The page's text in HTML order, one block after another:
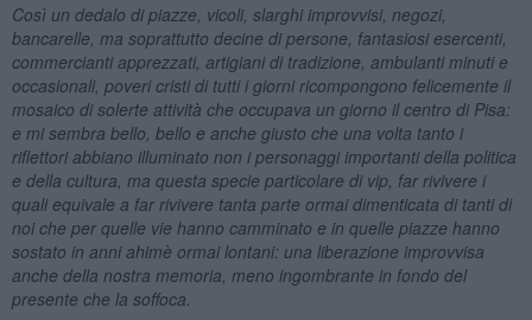
Così un dedalo di piazze, vicoli, slarghi improvvisi, negozi,
bancarelle, ma soprattutto decine di persone, fantasiosi esercenti,
commercianti apprezzati, artigiani di tradizione, ambulanti minuti e
occasionali, poveri cristi di tutti i giorni ricompongono felicemente il
mosaico di solerte attività che occupava un giorno il centro di Pisa:
e mi sembra bello, bello e anche giusto che una volta tanto i
riflettori abbiano illuminato non i personaggi importanti della politica
e della cultura, ma questa specie particolare di vip, far rivivere i
quali equivale a far rivivere tanta parte ormai dimenticata di tanti di
noi che per quelle vie hanno camminato e in quelle piazze hanno
sostato in anni ahimè ormai lontani: una liberazione improvvisa
anche della nostra memoria, meno ingombrante in fondo del
presente che la soffoca.